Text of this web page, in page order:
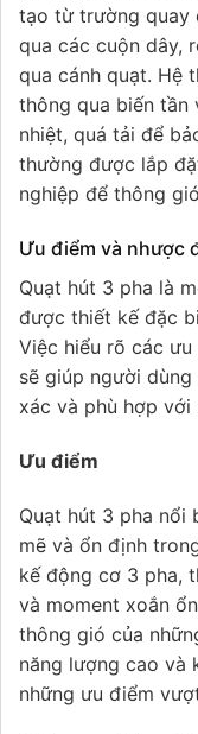
tạo từ trường quay
qua các cuộn dây,
qua cánh quạt. Hệ
thông qua biến tần
nhiệt, quá tải để
thường được lắp
nghiệp để thông
Ưu điểm và nhược
Quạt hút 3 pha là
được thiết kế đặc
Việc hiểu rõ các
sẽ giúp người
xác và phù hợp với
Ưu điểm
Quạt hút 3 pha nổi
mẽ và ổn định
kế động cơ 3 pha,
và moment xoắn
thông gió của
năng lượng cao và
những ưu điểm